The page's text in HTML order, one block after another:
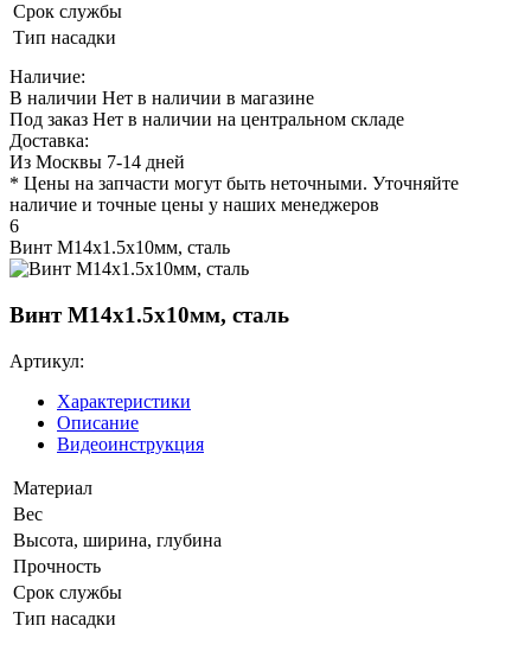
Срок службы
Тип насадки
Наличие:
В наличии Нет в наличии в магазине
Под заказ Нет в наличии на центральном складе
Доставка:
Из Москвы 7-14 дней
* Цены на запчасти могут быть неточными. Уточняйте
наличие и точные цены у наших менеджеров
6
Винт М14х1.5х10мм, сталь
Винт М14х1.5х10мм, сталь
Артикул:
Характеристики
Описание
Видеоинструкция
Материал
Вес
Высота, ширина, глубина
Прочность
Срок службы
Тип насадки